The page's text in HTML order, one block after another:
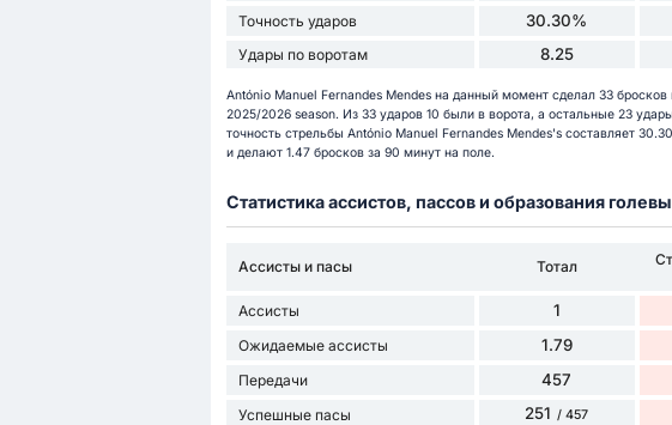
Точность ударов 30.30%
Удары по воротам 8.25
António Manuel Fernandes Mendes на данный момент сделал 33
2025/2026 season. Из 33 ударов 10 были в ворота, а остальные 23
точность стрельбы António Manuel Fernandes Mendes's составляет
и делают 1.47 бросков за 90 минут на поле.
Статистика ассистов, пассов и образования
Ассисты и пасы Тотал
Ассисты 1
Ожидаемые ассисты 1.79
Передачи 457
Успешные пасы 251 / 457